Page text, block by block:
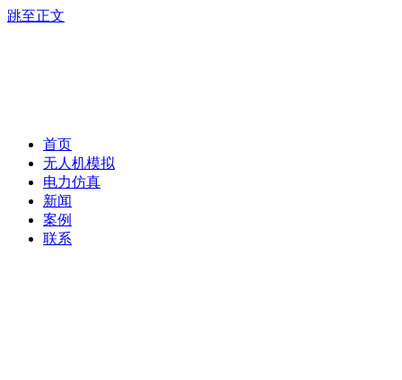
跳至正文
首页
无人机模拟
电力仿真
新闻
案例
联系